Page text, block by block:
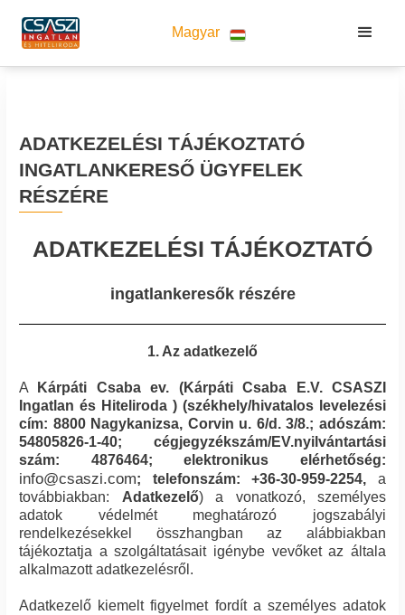
Magyar
ADATKEZELÉSI TÁJÉKOZTATÓ
INGATLANKERESŐ ÜGYFELEK
RÉSZÉRE
ADATKEZELÉSI TÁJÉKOZTATÓ
ingatlankeresők részére
1. Az adatkezelő
A Kárpáti Csaba ev. (Kárpáti Csaba E.V. CSASZI
Ingatlan és Hiteliroda ) (székhely/hivatalos levelezési
cím: 8800 Nagykanizsa, Corvin u. 6/d. 3/8.; adószám:
54805826-1-40; cégjegyzékszám/EV.nyilvántartási
szám: 4876464; elektronikus elérhetőség:
info@csaszi.com; telefonszám:+36-30-959-2254,a
továbbiakban: Adatkezelő) a vonatkozó, személyes
adatok védelmét meghatározó jogszabályi
rendelkezésekkel összhangban az alábbiakban
tájékoztatja a szolgáltatásait igénybe vevőket az általa
alkalmazott adatkezelésről.
Adatkezelő kiemelt figyelmet fordít a személyes adatok